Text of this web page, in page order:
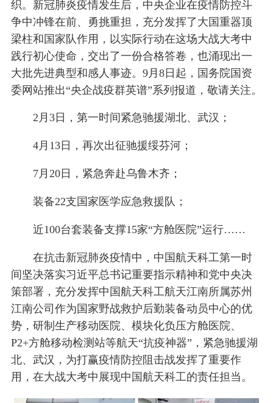
织。新冠肺炎疫情发生后，中央企业在疫情防控斗
争中冲锋在前、勇挑重担，充分发挥了大国重器顶
梁柱和国家队作用，以实际行动在这场大战大考中
践行初心使命，交出了一份合格答卷，也涌现出一
大批先进典型和感人事迹。9月8日起，国务院国资
委网站推出“央企战疫群英谱”系列报道，敬请关注。
2月3日，第一时间紧急驰援湖北、武汉；
4月13日，再次出征驰援绥芬河；
7月20日，紧急奔赴乌鲁木齐；
装备22支国家医学应急救援队；
近100台套装备支撑15家“方舱医院”运行……
在抗击新冠肺炎疫情中，中国航天科工第一时
间坚决落实习近平总书记重要指示精神和党中央决
策部署，充分发挥中国航天科工航天江南所属苏州
江南公司作为国家野战救护后勤装备动员中心的优
势，研制生产移动医院、模块化负压方舱医院、
P2+方舱移动检测站等航天“抗疫神器”，紧急驰援湖
北、武汉，为打赢疫情防控阻击战发挥了重要作
用，在大战大考中展现中国航天科工的责任担当。